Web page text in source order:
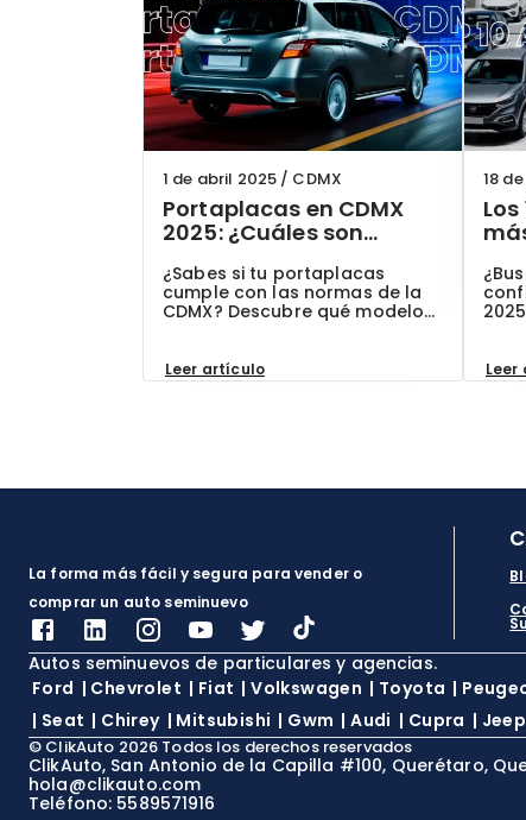
1 de abril 2025 / CDMX
Portaplacas en CDMX
2025: ¿Cuáles son
evitar multas?
¿Sabes si tu portaplacas
cumple con las normas de la
CDMX? Descubre qué modelos
$2,500 MXN y por qué elegir
autos seminuevos con
Leer artículo
18
La forma más fácil y segura para vender o
comprar un auto seminuevo
Autos seminuevos de particulares y agencias.
Ford | Chevrolet | Fiat |Volkswagen | Toyota |
| Seat | Chirey | Mitsubishi | Gwm |Audi | Cupra | Jeep
© ClikAuto 2026 Todos los derechos reservados
ClikAuto, San Antonio de la Capilla #100, Querétaro,
hola@clikauto.com
Teléfono: 5589571916